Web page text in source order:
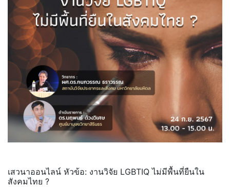
เสวนาออนไลน์ หัวข้อ: งานวิจัย LGBTIQ ไม่มีพื้นที่ยืนใน
สังคมไทย ?